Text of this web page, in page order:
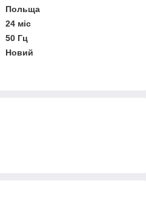
Польща
24 міс
50 Гц
Новий